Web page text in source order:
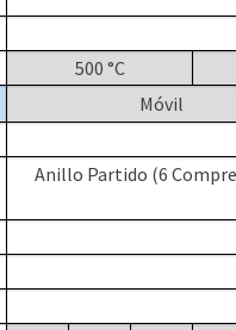
500 °C
Móvil
Anillo Partido (6